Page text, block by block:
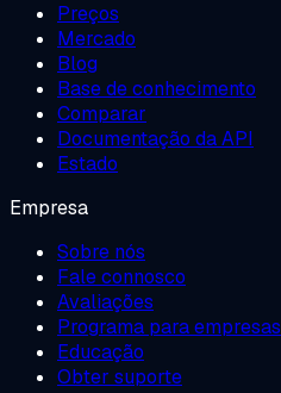
Preços
Mercado
Blog
Base de conhecimento
Comparar
Documentação da API
Estado
Empresa
Sobre nós
Fale connosco
Avaliações
Programa para empresas
Educação
Obter suporte